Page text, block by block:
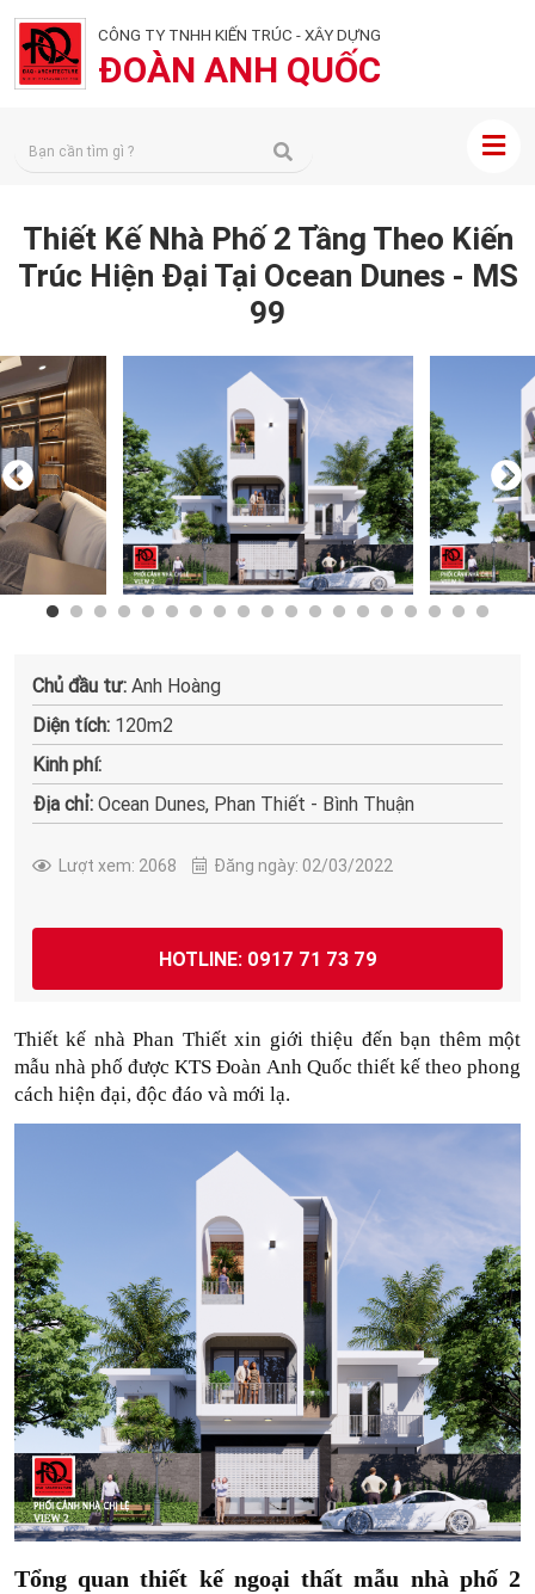
CÔNG TY TNHH KIẾN TRÚC - XÂY DỰNG
ĐOÀN ANH QUỐC
Thiết Kế Nhà Phố 2 Tầng Theo Kiến
Trúc Hiện Đại Tại Ocean Dunes - MS
99
Chủ đầu tư: Anh Hoàng
Diện tích: 120m2
Kinh phí:
Địa chỉ: Ocean Dunes, Phan Thiết - Bình Thuận
Lượt xem: 2068 Đăng ngày: 02/03/2022
HOTLINE: 0917 71 73 79
Thiết kế nhà Phan Thiết xin giới thiệu đến bạn thêm một
mẫu nhà phố được KTS Đoàn Anh Quốc thiết kế theo phong
cách hiện đại, độc đáo và mới lạ.
Tổng quan thiết kế ngoại thất mẫu nhà phố 2